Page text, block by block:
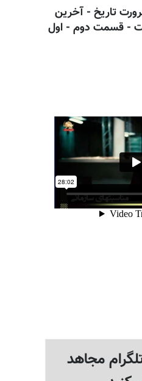
تاریخ - آخرین
- قسمت دوم - اول
مجاهد